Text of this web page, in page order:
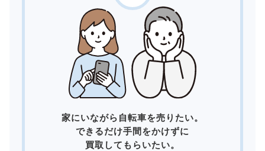
家にいながら自転車を売りたい。
できるだけ手間をかけずに
買取してもらいたい。